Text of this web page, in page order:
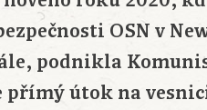
OSN v
podnikla
přímý útok na